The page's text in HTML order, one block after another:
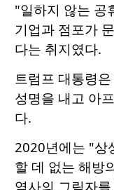
"일하지 않는 공
기업과 점포가
다는 취지였다.
트럼프 대통령
성명을 내고 아
다.
2020년에는 "상
할 데 없는 해방
역사의 그림자